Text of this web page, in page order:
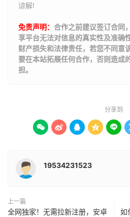
谅解!
免责声明： 合作之前建议签订合同
享平台无法对信息的真实性及准确
财产损失和法律责任，若您不同意
要在本站拓展任何合作，否则造成
担。
分享到
    
19534231523
上一篇
全网独家！无需拉新注册，安卓
如